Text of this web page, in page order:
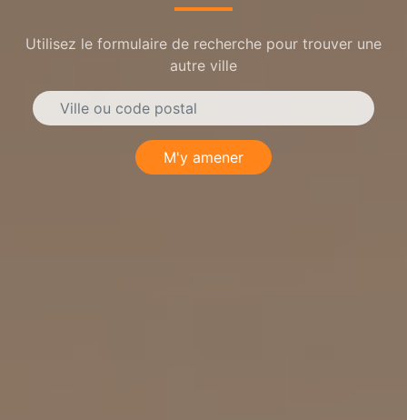
Utilisez le formulaire de recherche pour trouver une
autre ville
M'y amener